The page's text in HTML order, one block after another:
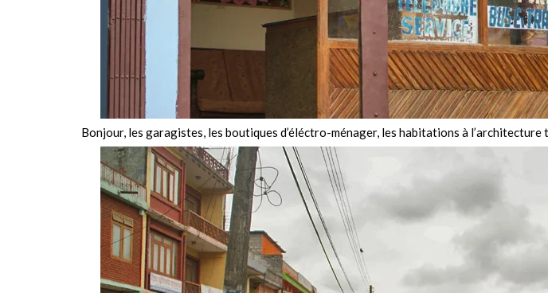
Bonjour, les garagistes, les boutiques d’éléctro-ménager, les habitations à l’architecture